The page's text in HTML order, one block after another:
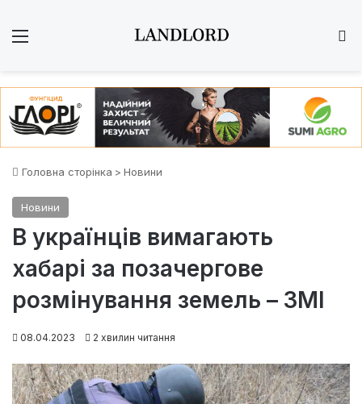
Головна сторінка > Новини
Новини
В українців вимагають
хабарі за позачергове
розмінування земель – ЗМІ
08.04.2023 2 хвилин читання